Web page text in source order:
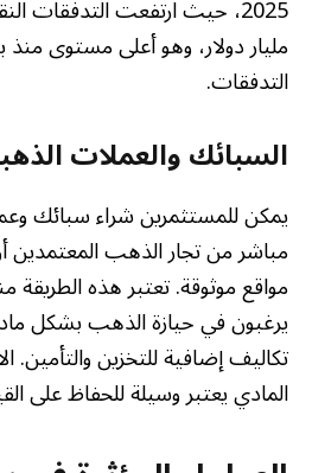
مليار دولار، وهو أعلى مستوى
التدفقات.
السبائك والعملات
يمكن للمستثمرين شراء سبائك
مباشر من تجار الذهب المعتمدين
مواقع موثوقة. تعتبر هذه الطريقة
يرغبون في حيازة الذهب بشكل
تكاليف إضافية للتخزين
المادي يعتبر وسيلة للحفاظ على